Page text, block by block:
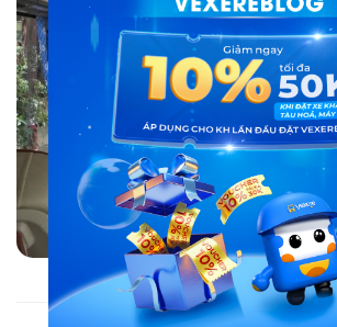
Xe Ninh Bình đi Cát Bà: tổng hợp